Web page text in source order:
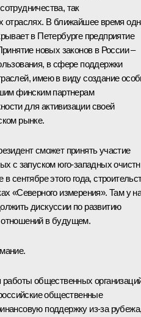
так
отраслях. В ближайшее время
в Петербурге предприятие
новых законов в России –
в сфере поддержки
имею в виду создание
финским партнерам
для активизации своей
рынке.
сможет принять участие
с запуском юго-западных
сентябре этого года,
«Северного измерения». Там у
дискуссии по развитию
в будущем.
работы общественных
общественные
поддержку из‑за